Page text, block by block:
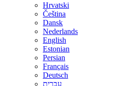
Hrvatski
Čeština
Dansk
Nederlands
English
Estonian
Persian
Français
Deutsch
עברית